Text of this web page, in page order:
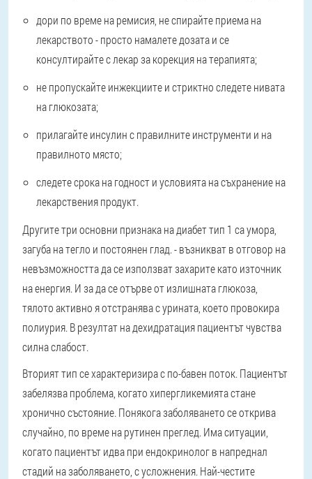
дори по време на ремисия, не спирайте приема на
лекарството - просто намалете дозата и се
консултирайте с лекар за корекция на терапията;
не пропускайте инжекциите и стриктно следете нивата
на глюкозата;
прилагайте инсулин с правилните инструменти и на
правилното място;
следете срока на годност и условията на съхранение на
лекарствения продукт.
Другите три основни признака на диабет тип 1 са умора,
загуба на тегло и постоянен глад.- възникват в отговор на
невъзможността да се използват захарите като източник
на енергия. И за да се отърве от излишната глюкоза,
тялото активно я отстранява с урината, което провокира
полиурия. В резултат на дехидратация пациентът чувства
силна слабост.
Вторият тип се характеризира с по-бавен поток. Пациентът
забелязва проблема, когато хипергликемията стане
хронично състояние. Понякога заболяването се открива
случайно, по време на рутинен преглед. Има ситуации,
когато пациентът идва при ендокринолог в напреднал
стадий на заболяването, с усложнения. Най-честите